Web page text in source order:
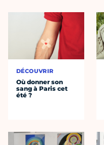
DÉCOUVRIR
Où donner son
sang à Paris cet
été ?